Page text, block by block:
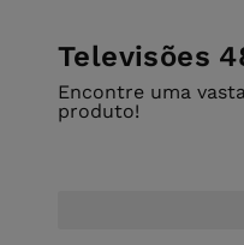
Televisões
Encontre uma
produto!